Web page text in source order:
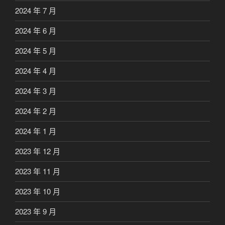
2024 年 7 月
2024 年 6 月
2024 年 5 月
2024 年 4 月
2024 年 3 月
2024 年 2 月
2024 年 1 月
2023 年 12 月
2023 年 11 月
2023 年 10 月
2023 年 9 月